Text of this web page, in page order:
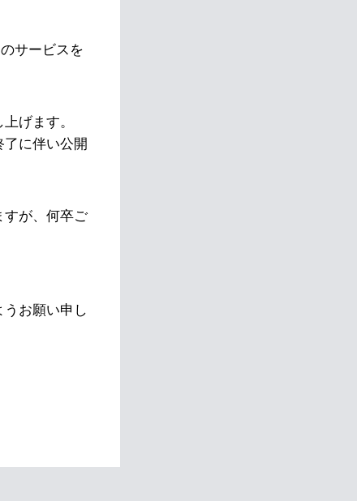
サービスを
げます。
に伴い公開
すが、何卒ご
お願い申し